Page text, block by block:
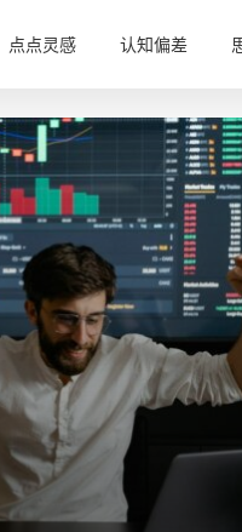
点点灵感 认知偏差